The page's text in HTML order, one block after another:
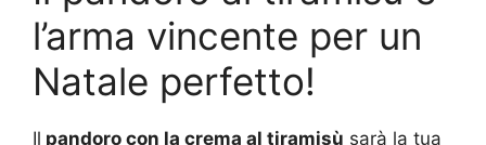
l’arma vincente per un
Natale perfetto!
Il pandoro con la crema al tiramisù sarà la tua